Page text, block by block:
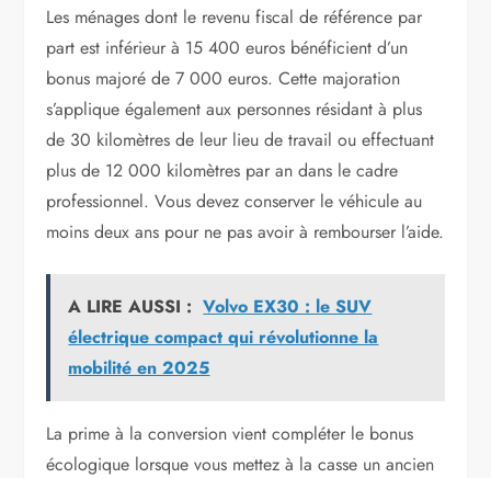
Les ménages dont le revenu fiscal de référence par
part est inférieur à 15 400 euros bénéficient d’un
bonus majoré de 7 000 euros. Cette majoration
s’applique également aux personnes résidant à plus
de 30 kilomètres de leur lieu de travail ou effectuant
plus de 12 000 kilomètres par an dans le cadre
professionnel. Vous devez conserver le véhicule au
moins deux ans pour ne pas avoir à rembourser l’aide.
A LIRE AUSSI : Volvo EX30 : le SUV
électrique compact qui révolutionne la
mobilité en 2025
La prime à la conversion vient compléter le bonus
écologique lorsque vous mettez à la casse un ancien